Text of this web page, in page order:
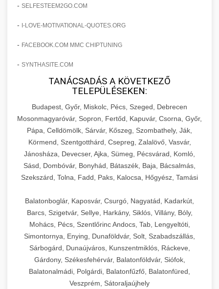
amelyek valós eredményeket hoznak.
szonyegtisztito.net
marketing stratégiai tervrajz
útjáról, bemutatva az utat a küzdő praxistól a
virágzó vállalkozásig 150%-os növekedéssel.
klinika átalakulási történet
Érdeklődés 150%-os Fokozása
Technikák és módszerek a páciensek
érdeklődésének és elkötelezettségének drámai
növeléséhez. Egy 150%-os fellendülési
esettanulmány gyakorlati betekintésekkel.
weboldal-keszites.co
elkötelezettség erősítési módszerek
🎮 19. AI Google Ads és Meta
Kampány Kezelés
Fejlett AI-alapú Google Ads és Meta hirdetési
kampánykezelés. Optimalizálja hirdetési
költségvetését gépi tanulással és
automatizálással.
aikampany.hu AI hirdetési automatizálás
🍞 20. Ipari Dagasztógép +
Professzionális ipari dagasztógépek és
tésztakeverő gépek pékségek és kereskedelmi
konyhák számára. Masszív konstrukció
megbízható teljesítményhez.
chef-iparikonyhagepek.hu
kereskedelmi tésztakeverő
🔪 21. Ipari Szeletelőgép +
Ipari hús- és sajtszeletelő gépek professzionális
élelmiszer-előkészítéshez. Precíziós vágás
állítható vastagság beállítással.
chef-iparikonyhagepek.hu
professzionális élelmiszer szeletelő
📦 22. Vákuumozó Gép +
Kereskedelmi vákuumcsomagoló berendezések
élelmiszerek tartósításához. Hosszabbítsa a
szavatossági időt és tartsa meg a termék
frissességét.
🎁 23. Vákuumfóliázó Gép +
Ipari vákuumfóliázó gépek professzionális
- SELFESTEEM2GO.COM
- I-LOVE-MOTIVATIONAL-QUOTES.ORG
- FACEBOOK.COM MMC CHIPTUNING
- SYNTHASITE.COM
TANÁCSADÁS A KÖVETKEZŐ
TELEPÜLÉSEKEN:
Budapest, Győr, Miskolc, Pécs, Szeged, Debrecen
Mosonmagyaróvár, Sopron, Fertőd, Kapuvár, Csorna, Győr,
Pápa, Celldömölk, Sárvár, Kőszeg, Szombathely, Ják,
Körmend, Szentgotthárd, Csepreg, Zalalövő, Vasvár,
Jánosháza, Devecser, Ajka, Sümeg, Pécsvárad, Komló,
Sásd, Dombóvár, Bonyhád, Bátaszék, Baja, Bácsalmás,
Szekszárd, Tolna, Fadd, Paks, Kalocsa, Hőgyész, Tamási
Balatonboglár, Kaposvár, Csurgó, Nagyatád, Kadarkút,
Barcs, Szigetvár, Sellye, Harkány, Siklós, Villány, Bóly,
Mohács, Pécs, Szentlőrinc Andocs, Tab, Lengyeltóti,
Simontornya, Enying, Dunaföldvár, Solt, Szabadszállás,
Sárbogárd, Dunaújváros, Kunszentmiklós, Ráckeve,
Gárdony, Székesfehérvár, Balatonföldvár, Siófok,
Balatonalmádi, Polgárdi, Balatonfűzfő, Balatonfüred,
Veszprém, Sátoraljaújhely